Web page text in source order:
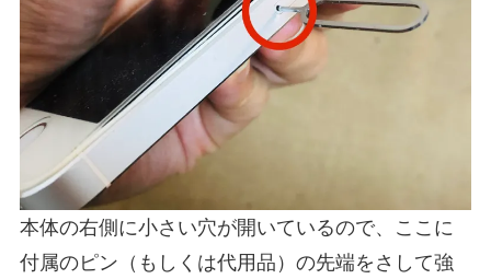
本体の右側に小さい穴が開いているので、ここに
付属のピン（もしくは代用品）の先端をさして強